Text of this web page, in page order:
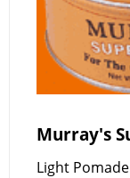
Murray's
Light